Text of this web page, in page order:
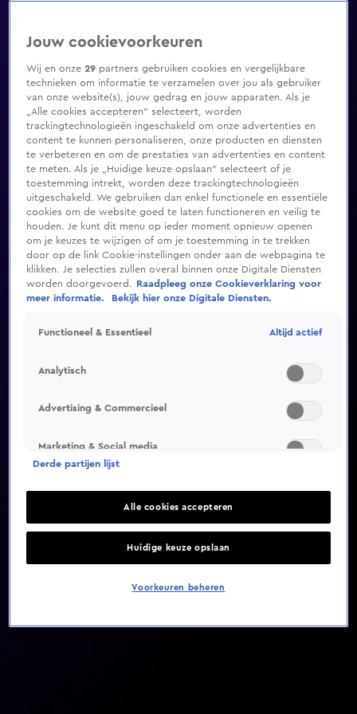
Video helaas niet gevonden
Jouw cookievoorkeuren
Wij en onze29 partners gebruiken cookies en vergelijkbare
technieken om informatie te verzamelen over jou als gebruiker
van onze website(s), jouw gedrag en jouw apparaten. Als je
„Alle cookies accepteren” selecteert, worden
trackingtechnologieën ingeschakeld om onze advertenties en
content te kunnen personaliseren, onze producten en diensten
te verbeteren en om de prestaties van advertenties en content
te meten. Als je „Huidige keuze opslaan” selecteert of je
toestemming intrekt, worden deze trackingtechnologieën
uitgeschakeld. We gebruiken dan enkel functionele en essentiële
cookies om de website goed te laten functioneren en veilig te
houden. Je kunt dit menu op ieder moment opnieuw openen
om je keuzes te wijzigen of om je toestemming in te trekken
door op de link Cookie-instellingen onder aan de webpagina te
klikken. Je selecties zullen overal binnen onze Digitale Diensten
worden doorgevoerd.
Raadpleeg onze Cookieverklaring voor
meer informatie.
Bekijk hier onze Digitale Diensten.
Functioneel & Essentieel Altijd actief
Analytisch
Advertising & Commercieel
Marketing & Social media
Derde partijen lijst
Alle cookies accepteren
Huidige keuze opslaan
Voorkeuren beheren